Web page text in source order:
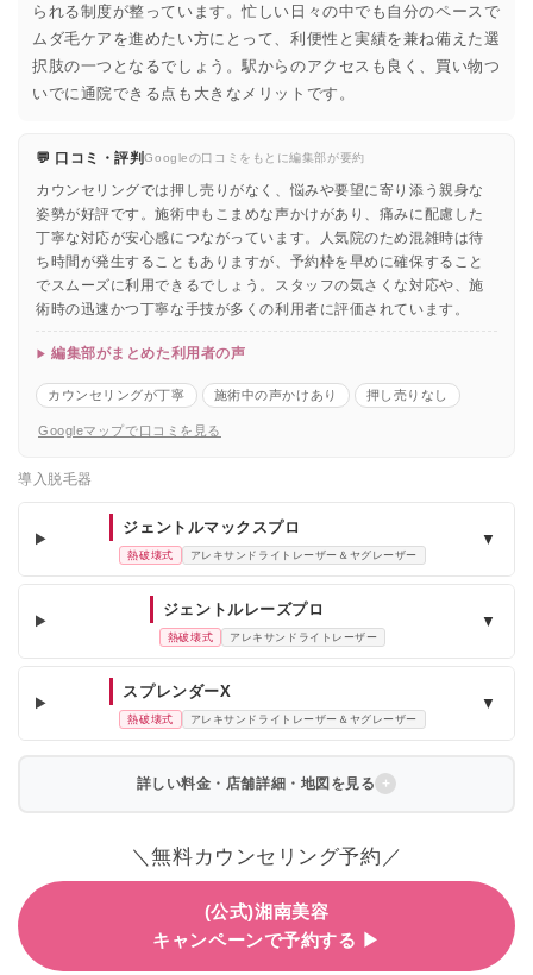
られる制度が整っています。忙しい日々の中でも自分のペースで
ムダ毛ケアを進めたい方にとって、利便性と実績を兼ね備えた選
択肢の一つとなるでしょう。駅からのアクセスも良く、買い物つ
いでに通院できる点も大きなメリットです。
💬 口コミ・評判Googleの口コミをもとに編集部が要約
カウンセリングでは押し売りがなく、悩みや要望に寄り添う親身な
姿勢が好評です。施術中もこまめな声かけがあり、痛みに配慮した
丁寧な対応が安心感につながっています。人気院のため混雑時は待
ち時間が発生することもありますが、予約枠を早めに確保すること
でスムーズに利用できるでしょう。スタッフの気さくな対応や、施
術時の迅速かつ丁寧な手技が多くの利用者に評価されています。
編集部がまとめた利用者の声
カウンセリングが丁寧 施術中の声かけあり 押し売りなし
Googleマップで口コミを見る
導入脱毛器
ジェントルマックスプロ
熱破壊式 アレキサンドライトレーザー＆ヤグレーザー
▼
ジェントルレーズプロ
熱破壊式 アレキサンドライトレーザー
▼
スプレンダーX
熱破壊式 アレキサンドライトレーザー＆ヤグレーザー
▼
詳しい料金・店舗詳細・地図を見る
＼無料カウンセリング予約／
(公式)湘南美容
キャンペーンで予約する ▶